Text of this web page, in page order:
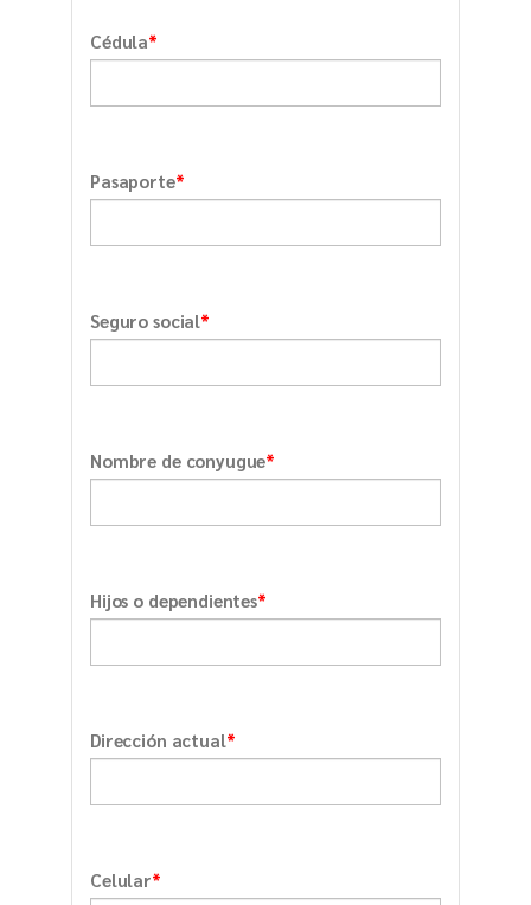
Cédula*
Pasaporte*
Seguro social*
Nombre de conyugue*
Hijos o dependientes*
Dirección actual*
Celular*